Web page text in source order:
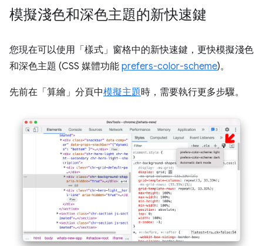
模擬淺色和深色主題的新快速鍵
您現在可以使用「樣式」 窗格中的新快速鍵，更快模擬淺色
和深色主題 (CSS 媒體功能 prefers-color-scheme)。
先前在「算繪」 分頁中模擬主題時，需要執行更多步驟。